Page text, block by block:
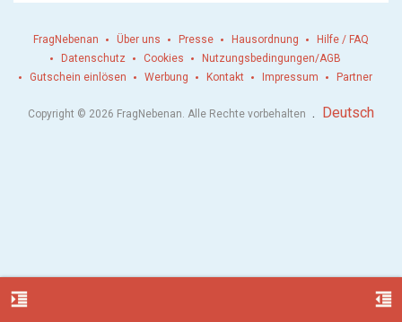
format_indent_increase format_indent_decrease
FragNebenan Über uns Presse Hausordnung
Hilfe / FAQ
Datenschutz
Cookies
Nutzungsbedingungen/AGB
Gutschein einlösen
Werbung Kontakt Impressum Partner
Copyright © 2026 FragNebenan. Alle Rechte vorbehalten . Deutsch